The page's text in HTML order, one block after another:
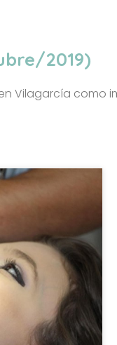
2019)
Vilagarcía como